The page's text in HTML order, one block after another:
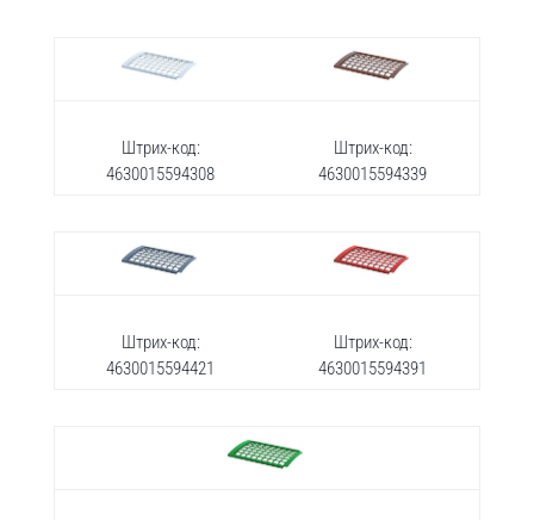
Штрих-код:
4630015594308
Штрих-код:
4630015594339
Штрих-код:
4630015594421
Штрих-код:
4630015594391